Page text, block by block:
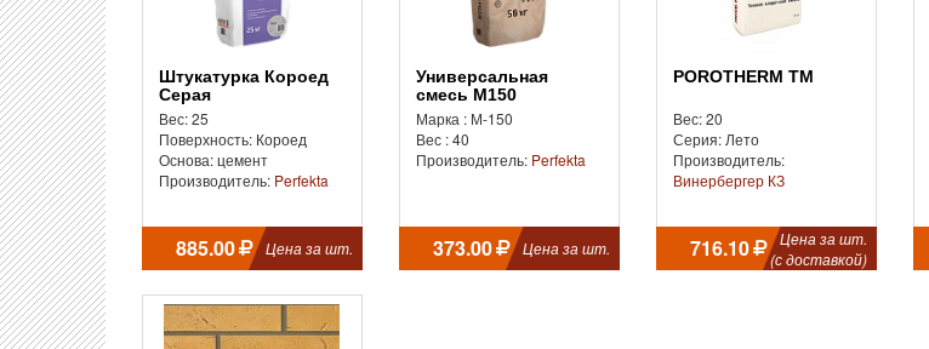
Штукатурка Короед
Серая
Вес: 25
Поверхность: Короед
Основа: цемент
Производитель: Perfekta
885.00 Цена за шт.
Универсальная
смесь М150
Марка : М-150
Вес : 40
Производитель: Perfekta
373.00 Цена за шт.
POROTHERM TM
Вес: 20
Серия: Лето
Производитель:
Винербергер КЗ
716.10
Цена за шт.
(с доставкой)